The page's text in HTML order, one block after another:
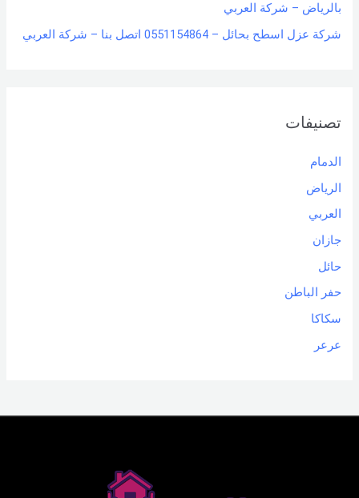
بالرياض – شركة العربي
شركة عزل اسطح بحائل – 0551154864 اتصل بنا – شركة العربي
تصنيفات
الدمام
الرياض
العربي
جازان
حائل
حفر الباطن
سكاكا
عرعر